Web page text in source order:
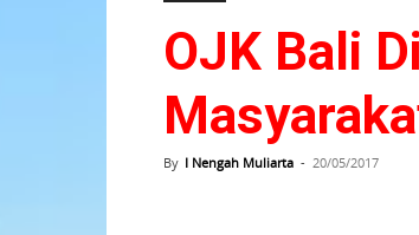
OJK Bali
By I Nengah Muliarta - 20/05/2017